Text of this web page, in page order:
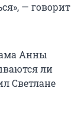
— говорит
Анны
ли
Светлане